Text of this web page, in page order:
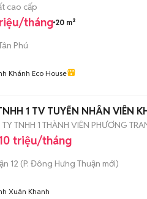
cao cấp
tháng 20 m²
Phú
Khánh Eco House
1 TV TUYỂN NHÂN VIÊN
TNHH 1 THÀNH VIÊN PHƯƠNG
triệu/tháng
12 (P. Đông Hưng Thuận mới)
Xuân Khanh